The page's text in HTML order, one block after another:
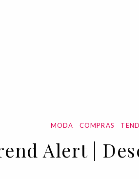
MODA COMPRAS
Alert |